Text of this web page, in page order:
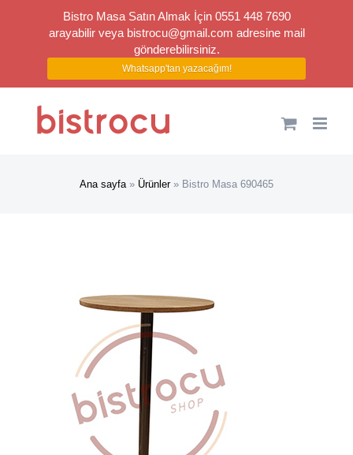
Ana sayfa» Ürünler» Bistro Masa 690465
Bistro Masa Satın Almak İçin 0551 448 7690
arayabilir veya bistrocu@gmail.com adresine mail
gönderebilirsiniz.
Whatsapp'tan yazacağım!